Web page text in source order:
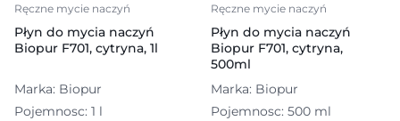
Ręczne mycie naczyń
Płyn do mycia naczyń
Biopur F701, cytryna, 1l
Marka: Biopur
Pojemnosc: 1 l
Ręczne mycie naczyń
Płyn do mycia naczyń
Biopur F701, cytryna,
500ml
Marka: Biopur
Pojemnosc: 500 ml